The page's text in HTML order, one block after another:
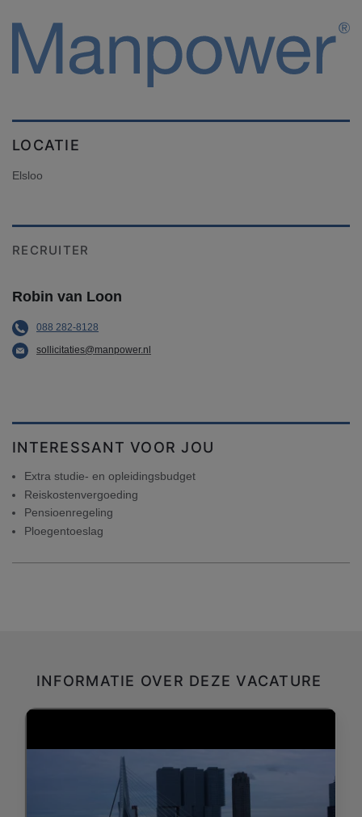
LOCATIE
Elsloo
RECRUITER
Robin van Loon
088 282-8128
sollicitaties@manpower.nl
INTERESSANT VOOR JOU
Extra studie- en opleidingsbudget
Reiskostenvergoeding
Pensioenregeling
Ploegentoeslag
INFORMATIE OVER DEZE VACATURE